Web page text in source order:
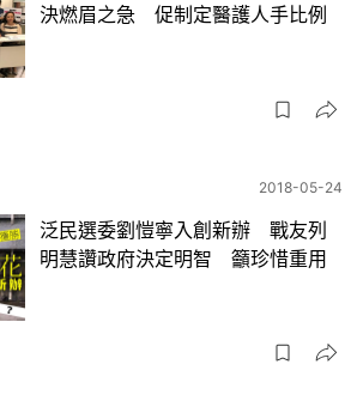
決燃眉之急 促制定醫護人手比例
2018-05-24
泛民選委劉愷寧入創新辦 戰友列
明慧讚政府決定明智 籲珍惜重用